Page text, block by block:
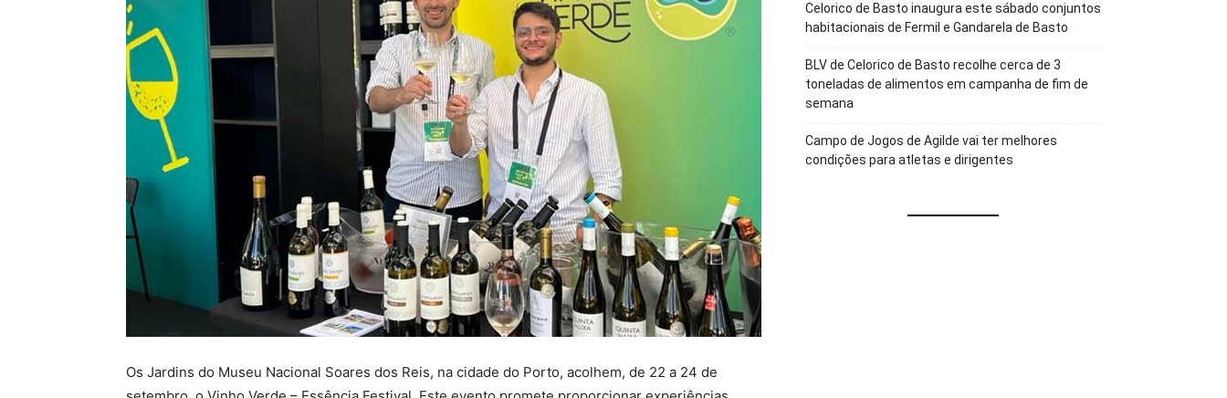
Os Jardins do Museu Nacional Soares dos Reis, na cidade do Porto, acolhem, de 22 a 24 de
Celorico de Basto inaugura este sábado conjuntos
habitacionais de Fermil e Gandarela de Basto
BLV de Celorico de Basto recolhe cerca de 3
toneladas de alimentos em campanha de fim de
semana
Campo de Jogos de Agilde vai ter melhores
condições para atletas e dirigentes